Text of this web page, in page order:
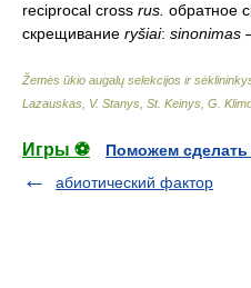
reciprocal cross rus. обратное
скрещивание ryšiai: sinonimas
Žemės ūkio augalų selekcijos ir
Lazauskas, V. Stanys, St. Keinys, G.
Игры ⚽
Поможем
абиотический фактор